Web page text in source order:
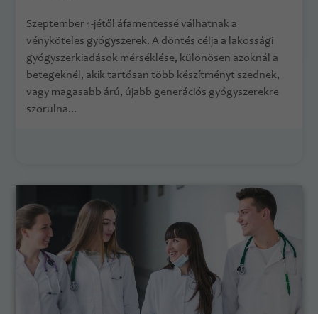
Szeptember 1-jétől áfamentessé válhatnak a
vényköteles gyógyszerek. A döntés célja a lakossági
gyógyszerkiadások mérséklése, különösen azoknál a
betegeknél, akik tartósan több készítményt szednek,
vagy magasabb árú, újabb generációs gyógyszerekre
szorulna...